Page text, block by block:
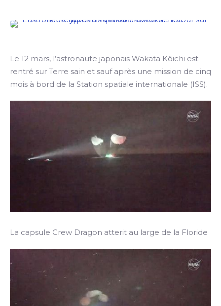
Le 12 mars, l’astronaute japonais Wakata Kôichi est
rentré sur Terre sain et sauf après une mission de cinq
mois à bord de la Station spatiale internationale (ISS).
La capsule Crew Dragon atterit au large de la Floride